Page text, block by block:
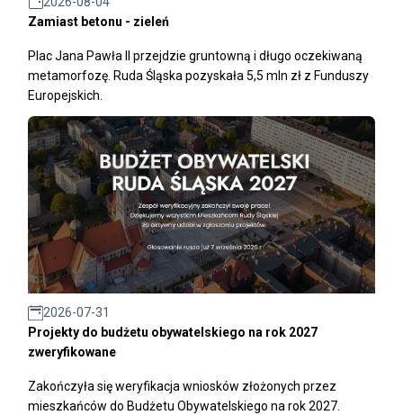
Zamiast betonu - zieleń
Plac Jana Pawła II przejdzie gruntowną i długo oczekiwaną
metamorfozę. Ruda Śląska pozyskała 5,5 mln zł z Funduszy
Europejskich.
2026-07-31
Projekty do budżetu obywatelskiego na rok 2027
zweryfikowane
Zakończyła się weryfikacja wniosków złożonych przez
mieszkańców do Budżetu Obywatelskiego na rok 2027.